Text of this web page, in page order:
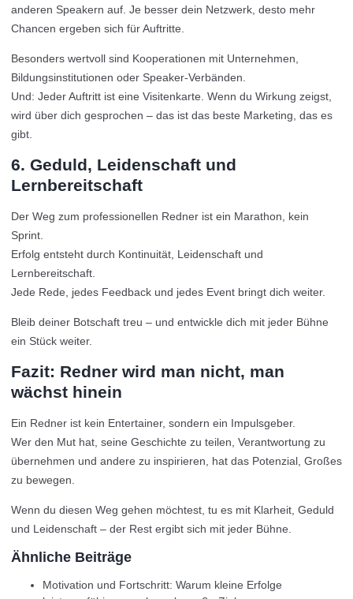
anderen Speakern auf. Je besser dein Netzwerk, desto mehr
Chancen ergeben sich für Auftritte.
Besonders wertvoll sind Kooperationen mit Unternehmen,
Bildungsinstitutionen oder Speaker-Verbänden.
Und: Jeder Auftritt ist eine Visitenkarte. Wenn du Wirkung zeigst,
wird über dich gesprochen – das ist das beste Marketing, das es
gibt.
6. Geduld, Leidenschaft und
Lernbereitschaft
Der Weg zum professionellen Redner ist ein Marathon, kein
Sprint.
Erfolg entsteht durch Kontinuität, Leidenschaft und
Lernbereitschaft.
Jede Rede, jedes Feedback und jedes Event bringt dich weiter.
Bleib deiner Botschaft treu – und entwickle dich mit jeder Bühne
ein Stück weiter.
Fazit: Redner wird man nicht, man
wächst hinein
Ein Redner ist kein Entertainer, sondern ein Impulsgeber.
Wer den Mut hat, seine Geschichte zu teilen, Verantwortung zu
übernehmen und andere zu inspirieren, hat das Potenzial, Großes
zu bewegen.
Wenn du diesen Weg gehen möchtest, tu es mit Klarheit, Geduld
und Leidenschaft – der Rest ergibt sich mit jeder Bühne.
Ähnliche Beiträge
Motivation und Fortschritt: Warum kleine Erfolge